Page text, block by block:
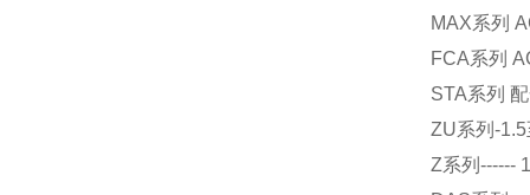
MAX系列
FCA系列
STA系列
ZU系列-1.5
Z系列------